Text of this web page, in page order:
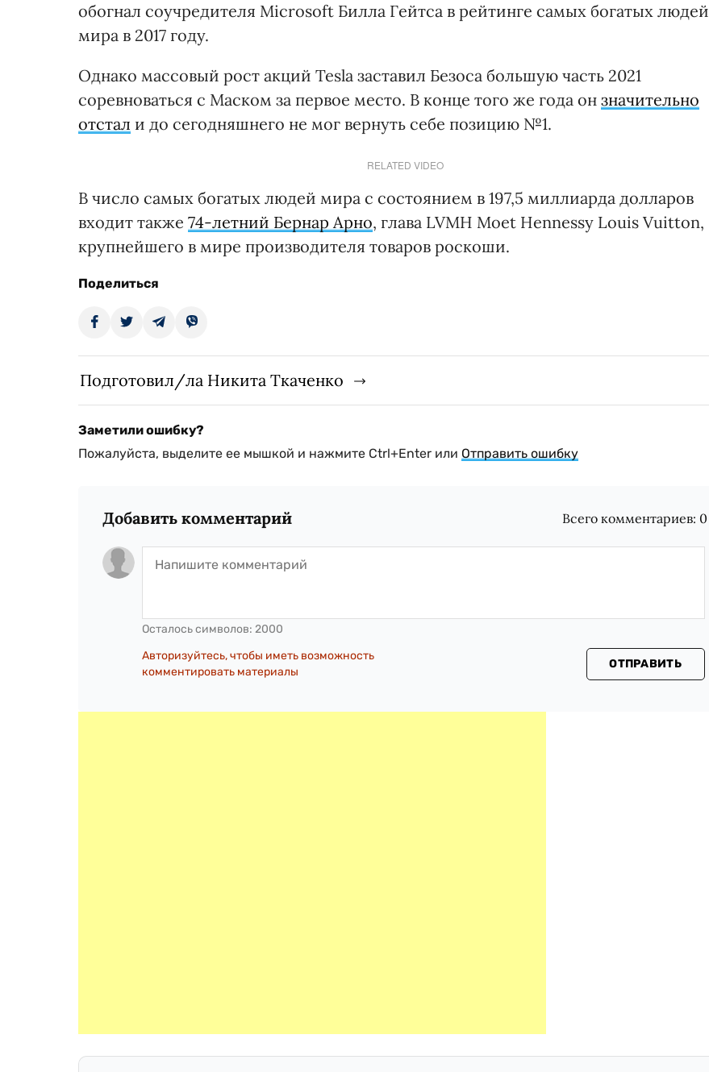
обогнал соучредителя Microsoft Билла Гейтса в рейтинге самых богатых людей
мира в 2017 году.
Однако массовый рост акций Tesla заставил Безоса большую часть 2021
соревноваться с Маском за первое место. В конце того же года он значительно
отстал и до сегодняшнего не мог вернуть себе позицию №1.
RELATED VIDEO
В число самых богатых людей мира с состоянием в 197,5 миллиарда долларов
входит также 74-летний Бернар Арно, глава LVMH Moet Hennessy Louis Vuitton,
крупнейшего в мире производителя товаров роскоши.
Поделиться
Подготовил/ла Никита Ткаченко
Заметили ошибку?
Пожалуйста, выделите ее мышкой и нажмите Ctrl+Enter или Отправить ошибку
Добавить комментарий Всего комментариев: 0
Осталось символов: 2000
Авторизуйтесь, чтобы иметь возможность
комментировать материалы
ОТПРАВИТЬ